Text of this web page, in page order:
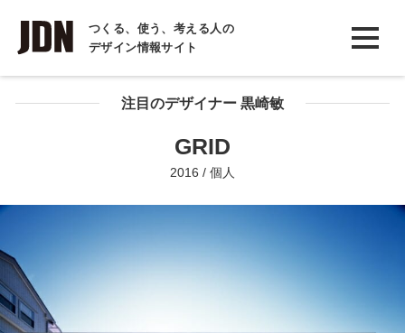
つくる、使う、考える人の
デザイン情報サイト
INTERVIEW
インタビュー
REPORT注目のデザイナー 黒崎敏
GRID
2016 / 個人